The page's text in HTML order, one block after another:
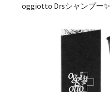
oggiotto Drsシャンプー✨